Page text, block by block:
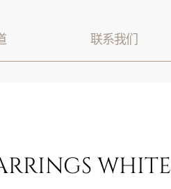
联系我们
WHITE